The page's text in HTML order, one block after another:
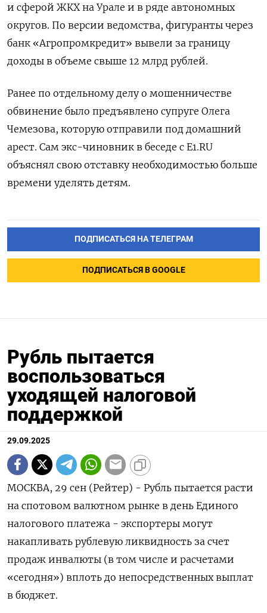
и сферой ЖКХ на Урале и в ряде автономных
округов. По версии ведомства, фигуранты через
банк «Агропромкредит» вывели за границу
доходы в объеме свыше 12 млрд рублей.
Ранее по отдельному делу о мошенничестве
обвинение было предъявлено супруге Олега
Чемезова, которую отправили под домашний
арест. Сам экс-чиновник в беседе с E1.RU
объяснял свою отставку необходимостью больше
времени уделять детям.
ПОДПИСАТЬСЯ НА ТЕЛЕГРАМ
ПОДПИСАТЬСЯ В GOOGLE
Рубль пытается
воспользоваться
уходящей налоговой
поддержкой
29.09.2025
МОСКВА, 29 сен (Рейтер) - Рубль пытается расти
на спотовом валютном рынке в день Единого
налогового платежа - экспортеры могут
накапливать рублевую ликвидность за счет
продаж инвалюты (в том числе и расчетами
«сегодня») вплоть до непосредственных выплат
в бюджет.